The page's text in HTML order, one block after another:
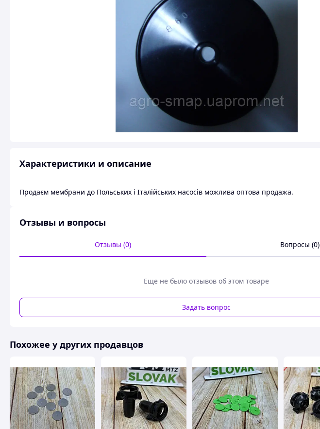
Характеристики и описание
Продаєм мембрани до Польських і Італійських насосів можлива оптова продажа.
Отзывы и вопросы
Отзывы (0) Вопросы (0)
Еще не было отзывов об этом товаре
Задать вопрос
Похожее у других продавцов